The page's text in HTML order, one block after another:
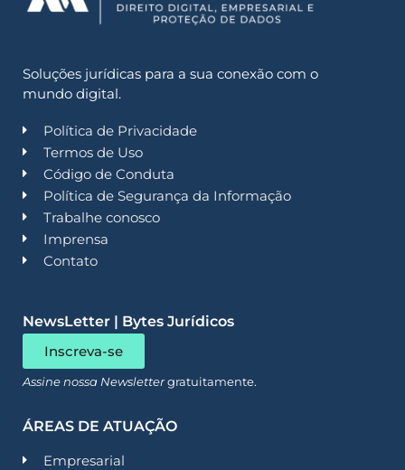
Soluções jurídicas para a sua conexão com o
mundo digital.
Política de Privacidade
Termos de Uso
Código de Conduta
Política de Segurança da Informação
Trabalhe conosco
Imprensa
Contato
NewsLetter | Bytes Jurídicos
Inscreva-se
Assine nossa Newslettergratuitamente.
ÁREAS DE ATUAÇÃO
Empresarial